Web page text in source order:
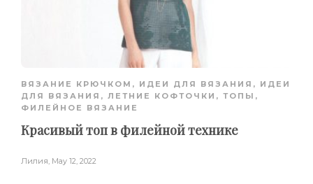
ВЯЗАНИЕ КРЮЧКОМ , ИДЕИ ДЛЯ ВЯЗАНИЯ , ИДЕИ
ДЛЯ ВЯЗАНИЯ , ЛЕТНИЕ КОФТОЧКИ, ТОПЫ ,
ФИЛЕЙНОЕ ВЯЗАНИЕ
Красивый топ в филейной технике
Лилия, May 12, 2022